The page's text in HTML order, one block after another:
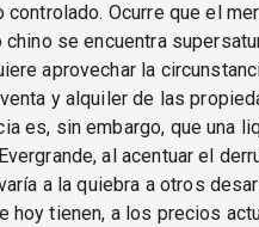
Ocurre que el
chino se encuentra
aprovechar la
y alquiler de las
es, sin embargo, que una
al acentuar el
a la quiebra a otros
hoy tienen, a los precios